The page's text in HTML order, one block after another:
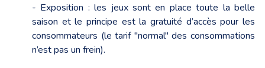
- Exposition : les jeux sont en place toute la belle
saison et le principe est la gratuité d’accès pour les
consommateurs (le tarif "normal" des consommations
n’est pas un frein).